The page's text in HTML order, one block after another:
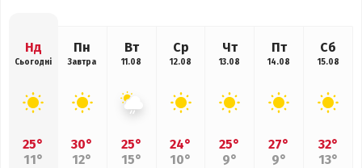
Нд
Сьогодні
25°
11°
Пн
Завтра
30°
12°
Вт
11.08
25°
15°
Ср
12.08
24°
10°
Чт
13.08
25°
9°
Пт
14.08
27°
9°
Сб
15.08
32°
13°